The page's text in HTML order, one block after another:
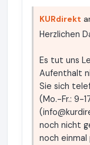
KURdirekt
Herzlichen
Es tut uns
Aufenthalt
Sie sich
(Mo.-Fr.: 9-
(
noch nicht
noch einmal